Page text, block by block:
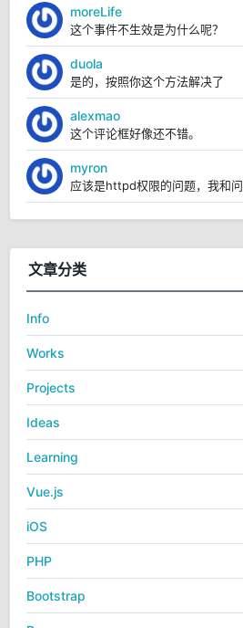
moreLife
这个事件不生效是为什么呢？
duola
是的，按照你这个方法解决了
alexmao
这个评论框好像还不错。
myron
文章分类
Info
Works
Projects
Ideas
Learning
Vue.js
iOS
PHP
Bootstrap